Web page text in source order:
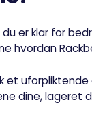
du er klar for
hvordan
et
dine, lageret